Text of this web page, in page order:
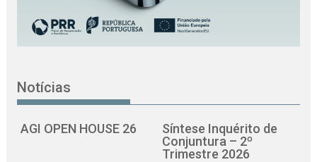
Notícias
AGI OPEN HOUSE 26
Síntese Inquérito de
Conjuntura – 2º
Trimestre 2026